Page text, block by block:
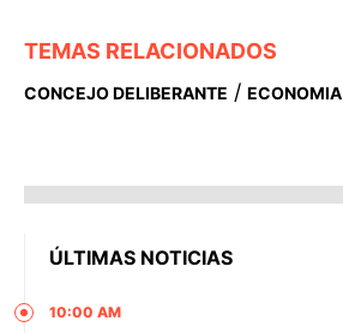
TEMAS RELACIONADOS
CONCEJO DELIBERANTE / ECONOMIA
ÚLTIMAS NOTICIAS
10:00 AM